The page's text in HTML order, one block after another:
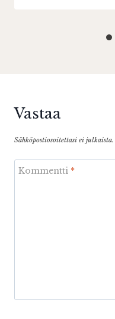
Vastaa
Sähköpostiosoitettasi ei julkaista.
Kommentti *